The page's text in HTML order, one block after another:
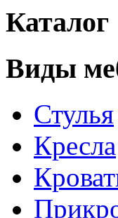
Каталог
Виды
Стулья
Кресла